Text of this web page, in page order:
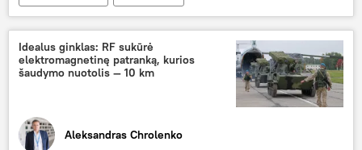
Statistikos departamentas
gyventojai
Idealus ginklas: RF sukūrė
elektromagnetinę patranką, kurios
šaudymo nuotolis — 10 km
Aleksandras Chrolenko